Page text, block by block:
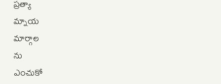
మ్నాయ
మార్గాల
ను
ఎంచుకో